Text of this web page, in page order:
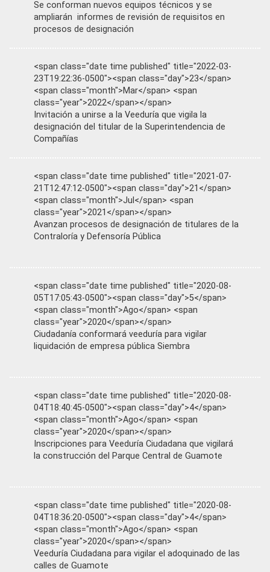
Se conforman nuevos equipos técnicos y se
ampliarán informes de revisión de requisitos en
procesos de designación
<span class="date time published" title="2022-03-
23T19:22:36-0500"><span class="day">23</span>
<span class="month">Mar</span> <span
class="year">2022</span></span>
Invitación a unirse a la Veeduría que vigila la
designación del titular de la Superintendencia de
Compañías
<span class="date time published" title="2021-07-
21T12:47:12-0500"><span class="day">21</span>
<span class="month">Jul</span> <span
class="year">2021</span></span>
Avanzan procesos de designación de titulares de la
Contraloría y Defensoría Pública
<span class="date time published" title="2020-08-
05T17:05:43-0500"><span class="day">5</span>
<span class="month">Ago</span> <span
class="year">2020</span></span>
Ciudadanía conformará veeduría para vigilar
liquidación de empresa pública Siembra
<span class="date time published" title="2020-08-
04T18:40:45-0500"><span class="day">4</span>
<span class="month">Ago</span> <span
class="year">2020</span></span>
Inscripciones para Veeduría Ciudadana que vigilará
la construcción del Parque Central de Guamote
<span class="date time published" title="2020-08-
04T18:36:20-0500"><span class="day">4</span>
<span class="month">Ago</span> <span
class="year">2020</span></span>
Veeduría Ciudadana para vigilar el adoquinado de las
calles de Guamote